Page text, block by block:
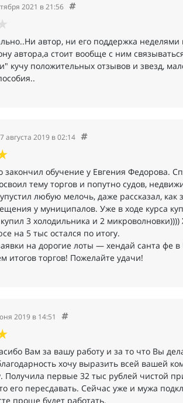
2021 в 21:56
автор, ни его поддержка
автора,а стоит вообще с ним
кучу положительных отзывов и звезд,
августа 2019 в 02:14
закончил обучение у Евгения Федорова.
тему торгов и попутно судов,
любую мелочь, даже рассказал,
у муниципалов. Уже в ходе курса
3 холодильника и 2
на 5 тыс остался по итогу.
на дорогие лоты — хендай санта фе
итогов торгов! Пожелайте удачи!
2019 в 14:51
Вам за вашу работу и за то что Вы
хочу выразить всей вашей
Получила первые 32 тыс рублей чистой
его пересдавать. Сейчас уже и мужа
проще будет работать.